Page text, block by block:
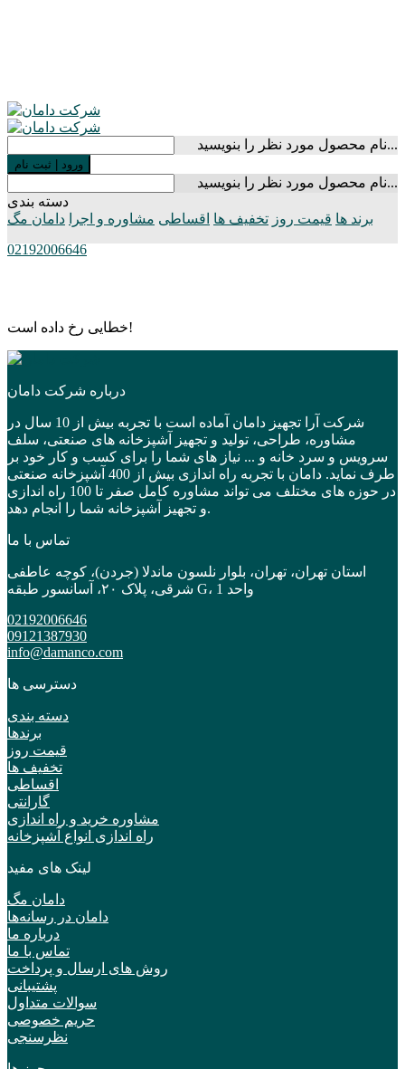
نام محصول مورد نظر را بنویسید...
ورود ثبت نام
نام محصول مورد نظر را بنویسید...
دسته بندی
برند ها قیمت روز تخفیف ها اقساطی مشاوره و اجرا
دامان مگ
02192006646
خطایی رخ داده است!
درباره شرکت دامان
شرکت آرا تجهیز دامان آماده است با تجربه بیش از 10 سال در
مشاوره، طراحی، تولید و تجهیز آشپزخانه های صنعتی، سلف
سرویس و سرد خانه و ... نیاز های شما را برای کسب و کار خود بر
طرف نماید. دامان با تجربه راه اندازی بیش از 400 آشپزخانه صنعتی
در حوزه های مختلف می تواند مشاوره کامل صفر تا 100 راه اندازی
و تجهیز آشپزخانه شما را انجام دهد.
تماس با ما
استان تهران، تهران، بلوار نلسون ماندلا (جردن)، کوچه عاطفی
شرقی، پلاک ۲۰، آسانسور طبقه G، واحد 1
02192006646
09121387930
info@damanco.com
دسترسی ها
دسته بندی
برندها
قیمت روز
تخفیف ها
اقساطی
گارانتی
مشاوره خرید و راه اندازی
راه اندازی انواع آشپزخانه
لینک های مفید
دامان مگ
دامان در رسانه‌ها
درباره ما
تماس با ما
روش های ارسال و پرداخت
پشتیبانی
سوالات متداول
حریم خصوصی
نظرسنجی